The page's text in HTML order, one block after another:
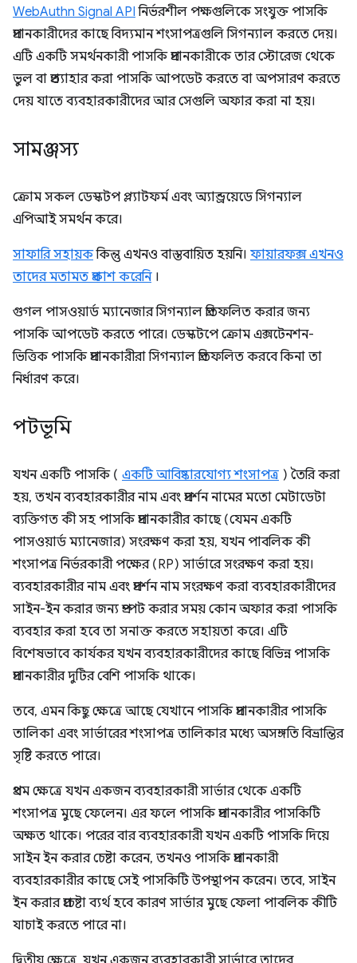
WebAuthn Signal API নির্ভরশীল পক্ষগুলিকে সংযুক্ত পাসকি
প্রদানকারীদের কাছে বিদ্যমান শংসাপত্রগুলি সিগন্যাল করতে দেয়।
এটি একটি সমর্থনকারী পাসকি প্রদানকারীকে তার স্টোরেজ থেকে
ভুল বা প্রত্যাহার করা পাসকি আপডেট করতে বা অপসারণ করতে
দেয় যাতে ব্যবহারকারীদের আর সেগুলি অফার করা না হয়।
সামঞ্জস্য
ক্রোম সকল ডেস্কটপ প্ল্যাটফর্ম এবং অ্যান্ড্রয়েডে সিগন্যাল
এপিআই সমর্থন করে।
সাফারি সহায়ককিন্তু এখনও বাস্তবায়িত হয়নি। ফায়ারফক্স এখনও
তাদের মতামত প্রকাশ করেনি।
গুগল পাসওয়ার্ড ম্যানেজার সিগন্যাল প্রতিফলিত করার জন্য
পাসকি আপডেট করতে পারে। ডেস্কটপে ক্রোম এক্সটেনশন-
ভিত্তিক পাসকি প্রদানকারীরা সিগন্যাল প্রতিফলিত করবে কিনা তা
নির্ধারণ করে।
পটভূমি
যখন একটি পাসকি ( একটি আবিষ্কারযোগ্য শংসাপত্র ) তৈরি করা
হয়, তখন ব্যবহারকারীর নাম এবং প্রদর্শন নামের মতো মেটাডেটা
ব্যক্তিগত কী সহ পাসকি প্রদানকারীর কাছে (যেমন একটি
পাসওয়ার্ড ম্যানেজার) সংরক্ষণ করা হয়, যখন পাবলিক কী
শংসাপত্র নির্ভরকারী পক্ষের (RP) সার্ভারে সংরক্ষণ করা হয়।
ব্যবহারকারীর নাম এবং প্রদর্শন নাম সংরক্ষণ করা ব্যবহারকারীদের
সাইন-ইন করার জন্য প্রম্পট করার সময় কোন অফার করা পাসকি
ব্যবহার করা হবে তা সনাক্ত করতে সহায়তা করে। এটি
বিশেষভাবে কার্যকর যখন ব্যবহারকারীদের কাছে বিভিন্ন পাসকি
প্রদানকারীর দুটির বেশি পাসকি থাকে।
তবে, এমন কিছু ক্ষেত্রে আছে যেখানে পাসকি প্রদানকারীর পাসকি
তালিকা এবং সার্ভারের শংসাপত্র তালিকার মধ্যে অসঙ্গতি বিভ্রান্তির
সৃষ্টি করতে পারে।
প্রথম ক্ষেত্রে যখন একজন ব্যবহারকারী সার্ভার থেকে একটি
শংসাপত্র মুছে ফেলেন। এর ফলে পাসকি প্রদানকারীর পাসকিটি
অক্ষত থাকে। পরের বার ব্যবহারকারী যখন একটি পাসকি দিয়ে
সাইন ইন করার চেষ্টা করেন, তখনও পাসকি প্রদানকারী
ব্যবহারকারীর কাছে সেই পাসকিটি উপস্থাপন করেন। তবে, সাইন
ইন করার প্রচেষ্টা ব্যর্থ হবে কারণ সার্ভার মুছে ফেলা পাবলিক কীটি
যাচাই করতে পারে না।